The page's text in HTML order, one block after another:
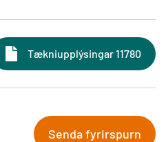
Tækniupplýsingar 11780
Senda fyrirspurn